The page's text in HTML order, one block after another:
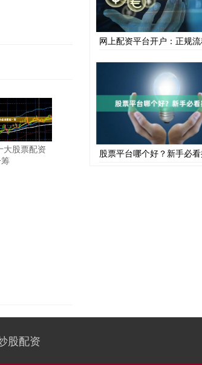
大股票配资
网上配资平台开户：正规
股票平台哪个好？新手必
股配资